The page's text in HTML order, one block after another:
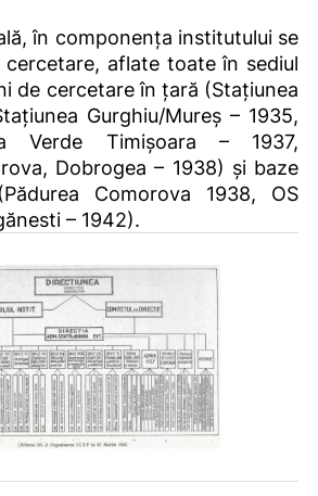
în componența institutului se
aflate toate în sediul
de cercetare în țară (Stațiunea
Gurghiu/Mureș – 1935,
Verde Timișoara – 1937,
Dobrogea – 1938) și baze
Comorova 1938, OS
– 1942).